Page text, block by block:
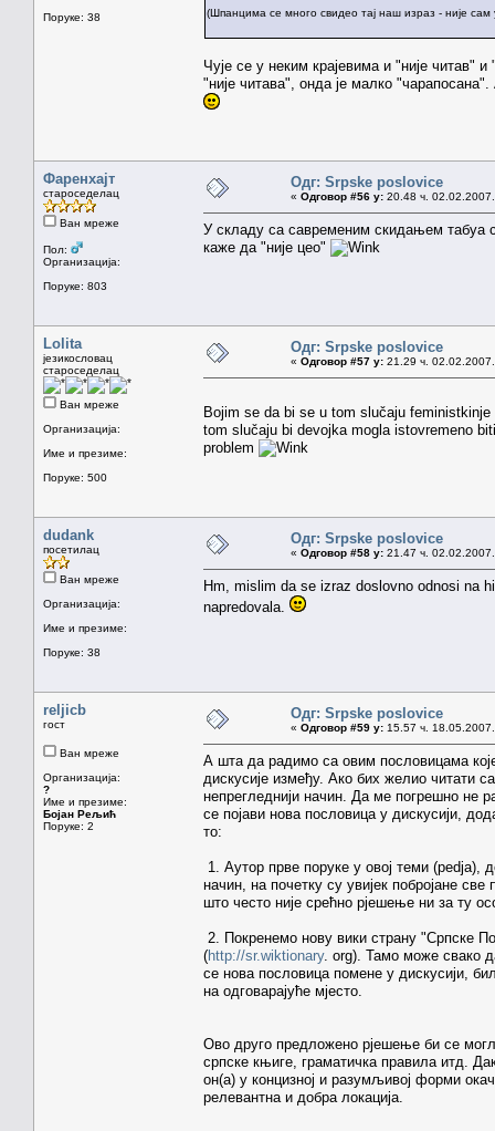
Поруке: 38 (Шпанцима се много свидео тај наш израз - није сам
Чује се у неким крајевима и "није читав"
"није читава", онда је малко
Фаренхајт
староседелац
Ван мреже
Пол:
Организација:
Поруке: 803
Одг: Srpske poslovice
« Одговор #56 у: 20.48 ч.
У складу са савременим скидањем табуа
каже да "није цео"
Lolita
језикословац
староседелац
Ван мреже
Организација:
Име и презиме:
Поруке: 500
Одг: Srpske poslovice
« Одговор #57 у: 21.29 ч.
Bojim se da bi se u tom slučaju
tom slučaju bi devojka mogla istovremeno
problem
dudank
посетилац
Ван мреже
Организација:
Име и презиме:
Поруке: 38
Одг: Srpske poslovice
« Одговор #58 у: 21.47 ч.
Hm, mislim da se izraz doslovno odnosi na
napredovala.
reljicb
гост
Ван мреже
Организација:
?
Име и презиме:
Бојан Рељић
Поруке: 2
Одг: Srpske poslovice
« Одговор #59 у: 15.57 ч.
А шта да радимо са овим пословицама
дискусије између. Ако бих желио читати
непрегледнији начин. Да ме погрешно не
се појави нова пословица у дискусији,
то:
1. Аутор прве поруке у овој теми (pedja),
начин, на почетку су увијек побројане
што често није срећно рјешење ни за ту
2. Покренемо нову вики страну "Српске
(http://sr.wiktionary. org). Тамо може свако
се нова пословица помене у дискусији,
на одговарајуће мјесто.
Ово друго предложено рјешење би се
српске књиге, граматичка правила итд.
он(а) у концизној и разумљивој форми
релевантна и добра локација.